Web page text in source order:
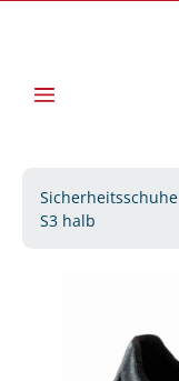
Sicherheitsschuhe
S3 halb